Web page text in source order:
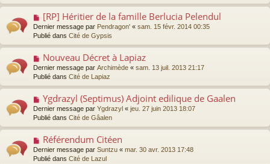
e
e
s
s
a
e
u
m
e
s
a
e
N
o
u
a
u
m
e
s
a
e
[RP] Héritier de la famille Berlucia Pelendul
Dernier message par Pendragon' « sam. 15 févr. 2014 00:35
Publié dans Cité de Gypsis
N
u
u
m
e
s
a
Nouveau Décret à Lapiaz
Dernier message par Archimède « sam. 13 juil. 2013 21:17
Publié dans Cité de Lapiaz
N
u
a
u
m
Ygdrazyl (Septimus) Adjoint edilique de Gaalen
Dernier message par Ygdrazyl « jeu. 27 juin 2013 18:07
Publié dans Cité de Gâalen
N
u
Référendum Citéen
Dernier message par Suntzu « mar. 30 avr. 2013 17:48
Publié dans Cité de Lazul